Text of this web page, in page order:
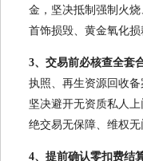
金，坚决抵制强制火
首饰损毁、黄金氧化损
3、交易前必核查全套
执照、再生资源回收
坚决避开无资质私人
绝交易无保障、维权无
4、提前确认零扣费结